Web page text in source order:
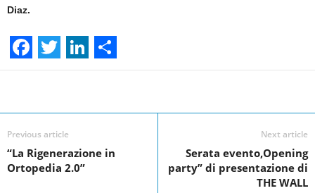
Diaz.
F
c
e
b
T
i
t
t
L
n
k
e
S
a
e
Previous article
“La Rigenerazione in
Ortopedia 2.0”
Next article
Serata evento,Opening
party” di presentazione di
THE WALL